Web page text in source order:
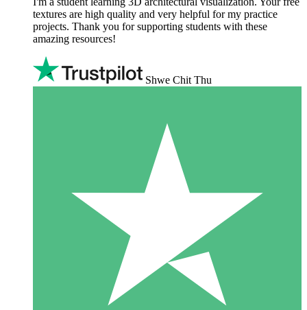
textures are high quality and very helpful for my practice
projects. Thank you for supporting students with these
amazing resources!
Shwe Chit Thu